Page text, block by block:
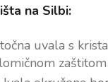
na Silbi:
uvala s